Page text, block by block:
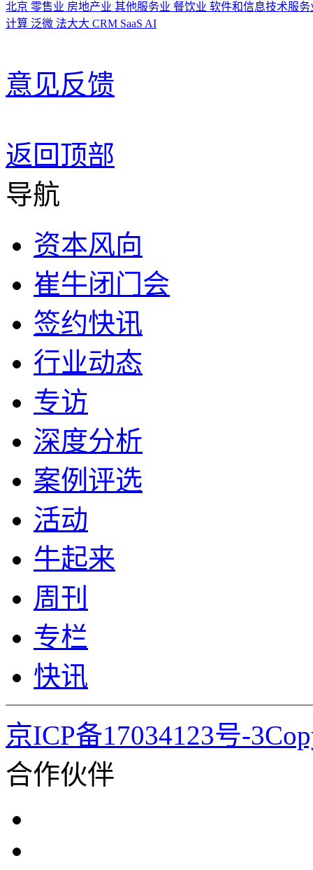
北京 零售业 房地产业 其他服务业 餐饮业 软件和信息技术服
计算 泛微 法大大 CRM SaaS AI
意见反馈
返回顶部
导航
资本风向
崔牛闭门会
签约快讯
行业动态
专访
深度分析
案例评选
活动
牛起来
周刊
专栏
快讯
京ICP备17034123号-
合作伙伴